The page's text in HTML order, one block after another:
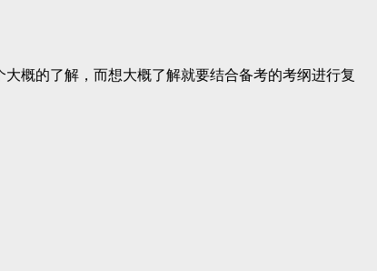
概的了解，而想大概了解就要结合备考的考纲进行复